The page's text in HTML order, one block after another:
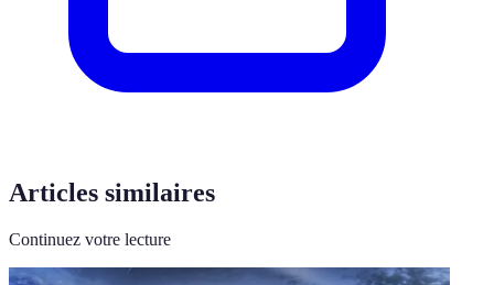
Articles similaires
Continuez votre lecture